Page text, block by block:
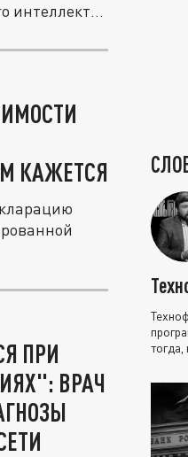
интеллекта
КАЖЕТСЯ
ПРИ
ВРАЧ
тогда,